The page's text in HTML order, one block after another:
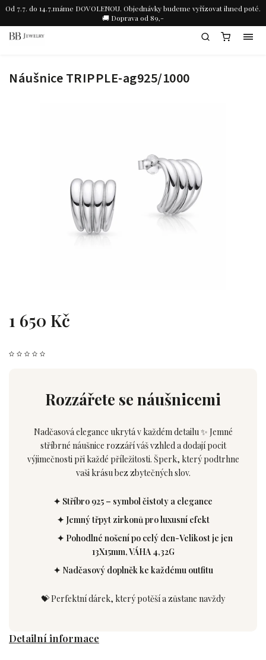
Od 7.7. do 14.7.máme DOVOLENOU. Objednávky budeme vyřízovat ihned poté.
🚚 Doprava od 89,-
Náušnice TRIPPLE-ag925/1000
1 650 Kč
Rozzářete se náušnicemi
Nadčasová elegance ukrytá v každém detailu ✨ Jemné
stříbrné náušnice rozzáří váš vzhled a dodají pocit
výjimečnosti při každé příležitosti. Šperk, který podtrhne
vaši krásu bez zbytečných slov.
✦ Stříbro 925 – symbol čistoty a elegance
✦ Jemný třpyt zirkonů pro luxusní efekt
✦ Pohodlné nošení po celý den-Velikost je jen
13X15mm, VÁHA 4,32G
✦ Nadčasový doplněk ke každému outfitu
💝 Perfektní dárek, který potěší a zůstane navždy
Detailní informace